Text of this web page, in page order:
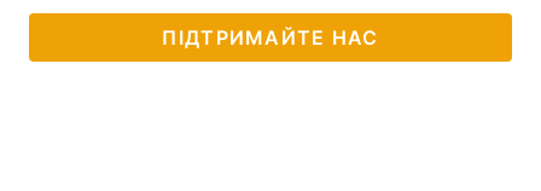
ПІДТРИМАЙТЕ НАС